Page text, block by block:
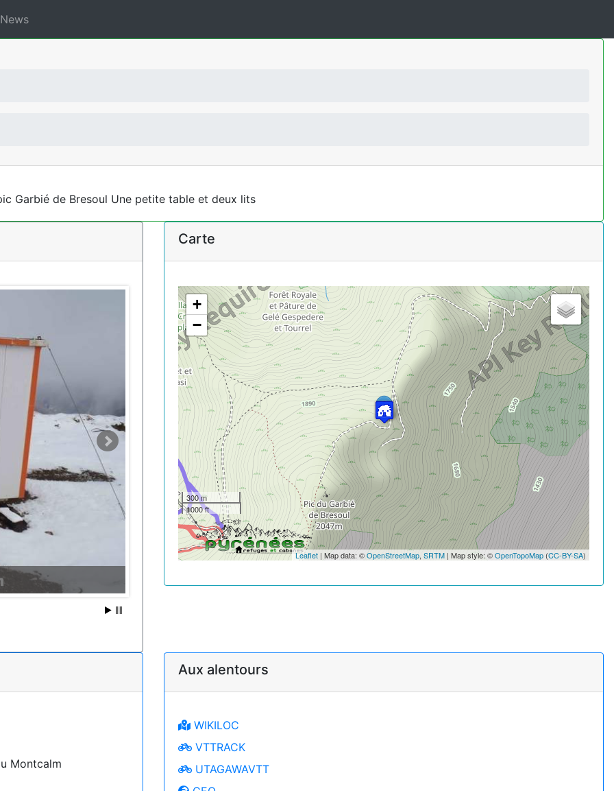
News
Garbié de Bresoul Une petite table et deux lits
Carte
+
−
300 m
1000 ft
Leaflet | Map data: ©OpenStreetMap, SRTM | Map style: ©OpenTopoMap (CC-BY-SA)
Montcalm
Aux alentours
WIKILOC
VTTRACK
UTAGAWAVTT